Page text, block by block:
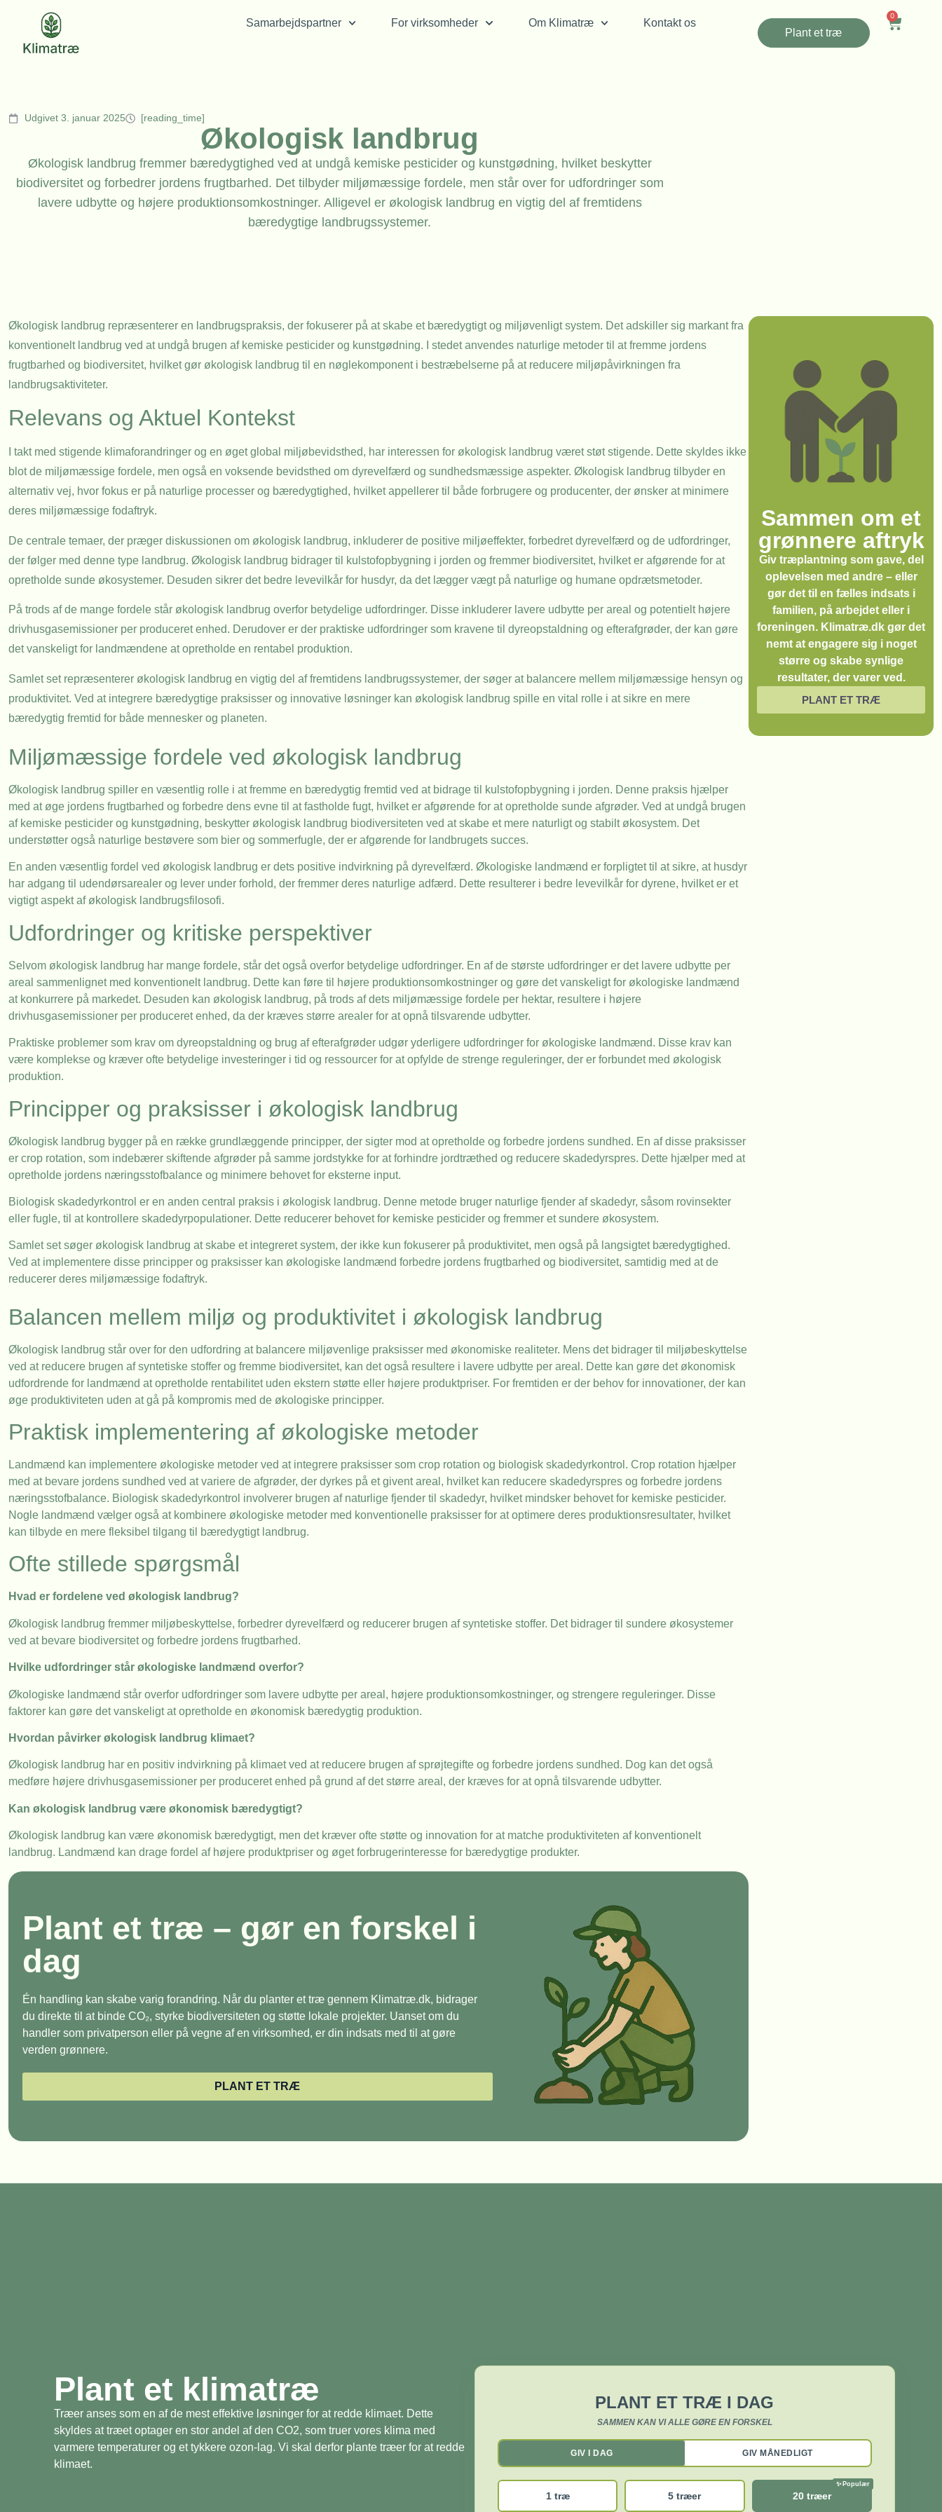
Samarbejdspartner For virksomheder Om Klimatræ
Kontakt os
Plant et træ
0
Udgivet 3. januar 2025 [reading_time]
Økologisk landbrug
Økologisk landbrug fremmer bæredygtighed ved at undgå kemiske pesticider og kunstgødning, hvilket beskytter
biodiversitet og forbedrer jordens frugtbarhed. Det tilbyder miljømæssige fordele, men står over for udfordringer som
lavere udbytte og højere produktionsomkostninger. Alligevel er økologisk landbrug en vigtig del af fremtidens
bæredygtige landbrugssystemer.
Økologisk landbrug repræsenterer en landbrugspraksis, der fokuserer på at skabe et bæredygtigt og miljøvenligt system. Det adskiller sig markant fra
konventionelt landbrug ved at undgå brugen af kemiske pesticider og kunstgødning. I stedet anvendes naturlige metoder til at fremme jordens
frugtbarhed og biodiversitet, hvilket gør økologisk landbrug til en nøglekomponent i bestræbelserne på at reducere miljøpåvirkningen fra
landbrugsaktiviteter.
Relevans og Aktuel Kontekst
I takt med stigende klimaforandringer og en øget global miljøbevidsthed, har interessen for økologisk landbrug været støt stigende. Dette skyldes ikke
blot de miljømæssige fordele, men også en voksende bevidsthed om dyrevelfærd og sundhedsmæssige aspekter. Økologisk landbrug tilbyder en
alternativ vej, hvor fokus er på naturlige processer og bæredygtighed, hvilket appellerer til både forbrugere og producenter, der ønsker at minimere
deres miljømæssige fodaftryk.
De centrale temaer, der præger diskussionen om økologisk landbrug, inkluderer de positive miljøeffekter, forbedret dyrevelfærd og de udfordringer,
der følger med denne type landbrug. Økologisk landbrug bidrager til kulstofopbygning i jorden og fremmer biodiversitet, hvilket er afgørende for at
opretholde sunde økosystemer. Desuden sikrer det bedre levevilkår for husdyr, da det lægger vægt på naturlige og humane opdrætsmetoder.
På trods af de mange fordele står økologisk landbrug overfor betydelige udfordringer. Disse inkluderer lavere udbytte per areal og potentielt højere
drivhusgasemissioner per produceret enhed. Derudover er der praktiske udfordringer som kravene til dyreopstaldning og efterafgrøder, der kan gøre
det vanskeligt for landmændene at opretholde en rentabel produktion.
Samlet set repræsenterer økologisk landbrug en vigtig del af fremtidens landbrugssystemer, der søger at balancere mellem miljømæssige hensyn og
produktivitet. Ved at integrere bæredygtige praksisser og innovative løsninger kan økologisk landbrug spille en vital rolle i at sikre en mere
bæredygtig fremtid for både mennesker og planeten.
Miljømæssige fordele ved økologisk landbrug
Økologisk landbrug spiller en væsentlig rolle i at fremme en bæredygtig fremtid ved at bidrage til kulstofopbygning i jorden. Denne praksis hjælper
med at øge jordens frugtbarhed og forbedre dens evne til at fastholde fugt, hvilket er afgørende for at opretholde sunde afgrøder. Ved at undgå brugen
af kemiske pesticider og kunstgødning, beskytter økologisk landbrug biodiversiteten ved at skabe et mere naturligt og stabilt økosystem. Det
understøtter også naturlige bestøvere som bier og sommerfugle, der er afgørende for landbrugets succes.
En anden væsentlig fordel ved økologisk landbrug er dets positive indvirkning på dyrevelfærd. Økologiske landmænd er forpligtet til at sikre, at husdyr
har adgang til udendørsarealer og lever under forhold, der fremmer deres naturlige adfærd. Dette resulterer i bedre levevilkår for dyrene, hvilket er et
vigtigt aspekt af økologisk landbrugsfilosofi.
Udfordringer og kritiske perspektiver
Selvom økologisk landbrug har mange fordele, står det også overfor betydelige udfordringer. En af de største udfordringer er det lavere udbytte per
areal sammenlignet med konventionelt landbrug. Dette kan føre til højere produktionsomkostninger og gøre det vanskeligt for økologiske landmænd
at konkurrere på markedet. Desuden kan økologisk landbrug, på trods af dets miljømæssige fordele per hektar, resultere i højere
drivhusgasemissioner per produceret enhed, da der kræves større arealer for at opnå tilsvarende udbytter.
Praktiske problemer som krav om dyreopstaldning og brug af efterafgrøder udgør yderligere udfordringer for økologiske landmænd. Disse krav kan
være komplekse og kræver ofte betydelige investeringer i tid og ressourcer for at opfylde de strenge reguleringer, der er forbundet med økologisk
produktion.
Principper og praksisser i økologisk landbrug
Økologisk landbrug bygger på en række grundlæggende principper, der sigter mod at opretholde og forbedre jordens sundhed. En af disse praksisser
er crop rotation, som indebærer skiftende afgrøder på samme jordstykke for at forhindre jordtræthed og reducere skadedyrspres. Dette hjælper med at
opretholde jordens næringsstofbalance og minimere behovet for eksterne input.
Biologisk skadedyrkontrol er en anden central praksis i økologisk landbrug. Denne metode bruger naturlige fjender af skadedyr, såsom rovinsekter
eller fugle, til at kontrollere skadedyrpopulationer. Dette reducerer behovet for kemiske pesticider og fremmer et sundere økosystem.
Samlet set søger økologisk landbrug at skabe et integreret system, der ikke kun fokuserer på produktivitet, men også på langsigtet bæredygtighed.
Ved at implementere disse principper og praksisser kan økologiske landmænd forbedre jordens frugtbarhed og biodiversitet, samtidig med at de
reducerer deres miljømæssige fodaftryk.
Balancen mellem miljø og produktivitet i økologisk landbrug
Økologisk landbrug står over for den udfordring at balancere miljøvenlige praksisser med økonomiske realiteter. Mens det bidrager til miljøbeskyttelse
ved at reducere brugen af syntetiske stoffer og fremme biodiversitet, kan det også resultere i lavere udbytte per areal. Dette kan gøre det økonomisk
udfordrende for landmænd at opretholde rentabilitet uden ekstern støtte eller højere produktpriser. For fremtiden er der behov for innovationer, der kan
øge produktiviteten uden at gå på kompromis med de økologiske principper.
Praktisk implementering af økologiske metoder
Landmænd kan implementere økologiske metoder ved at integrere praksisser som crop rotation og biologisk skadedyrkontrol. Crop rotation hjælper
med at bevare jordens sundhed ved at variere de afgrøder, der dyrkes på et givent areal, hvilket kan reducere skadedyrspres og forbedre jordens
næringsstofbalance. Biologisk skadedyrkontrol involverer brugen af naturlige fjender til skadedyr, hvilket mindsker behovet for kemiske pesticider.
Nogle landmænd vælger også at kombinere økologiske metoder med konventionelle praksisser for at optimere deres produktionsresultater, hvilket
kan tilbyde en mere fleksibel tilgang til bæredygtigt landbrug.
Ofte stillede spørgsmål
Hvad er fordelene ved økologisk landbrug?
Økologisk landbrug fremmer miljøbeskyttelse, forbedrer dyrevelfærd og reducerer brugen af syntetiske stoffer. Det bidrager til sundere økosystemer
ved at bevare biodiversitet og forbedre jordens frugtbarhed.
Hvilke udfordringer står økologiske landmænd overfor?
Økologiske landmænd står overfor udfordringer som lavere udbytte per areal, højere produktionsomkostninger, og strengere reguleringer. Disse
faktorer kan gøre det vanskeligt at opretholde en økonomisk bæredygtig produktion.
Hvordan påvirker økologisk landbrug klimaet?
Økologisk landbrug har en positiv indvirkning på klimaet ved at reducere brugen af sprøjtegifte og forbedre jordens sundhed. Dog kan det også
medføre højere drivhusgasemissioner per produceret enhed på grund af det større areal, der kræves for at opnå tilsvarende udbytter.
Kan økologisk landbrug være økonomisk bæredygtigt?
Økologisk landbrug kan være økonomisk bæredygtigt, men det kræver ofte støtte og innovation for at matche produktiviteten af konventionelt
landbrug. Landmænd kan drage fordel af højere produktpriser og øget forbrugerinteresse for bæredygtige produkter.
Plant et træ – gør en forskel i
dag
Én handling kan skabe varig forandring. Når du planter et træ gennem Klimatræ.dk, bidrager
du direkte til at binde CO₂, styrke biodiversiteten og støtte lokale projekter. Uanset om du
handler som privatperson eller på vegne af en virksomhed, er din indsats med til at gøre
verden grønnere.
PLANT ET TRÆ
Sammen om et
grønnere aftryk
Giv træplantning som gave, del
oplevelsen med andre – eller
gør det til en fælles indsats i
familien, på arbejdet eller i
foreningen. Klimatræ.dk gør det
nemt at engagere sig i noget
større og skabe synlige
resultater, der varer ved.
PLANT ET TRÆ
Plant et klimatræ
Træer anses som en af de mest effektive løsninger for at redde klimaet. Dette
skyldes at træet optager en stor andel af den CO2, som truer vores klima med
varmere temperaturer og et tykkere ozon-lag. Vi skal derfor plante træer for at redde
klimaet.
PLANT ET TRÆ I DAG
SAMMEN KAN VI ALLE GØRE EN FORSKEL
GIV I DAG GIV MÅNEDLIGT
1 træ 5 træer 20 træer